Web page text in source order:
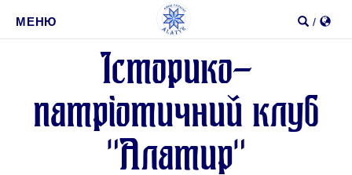
МЕНЮ /
Iсторико-
патрiотичний клуб
"Алатир"